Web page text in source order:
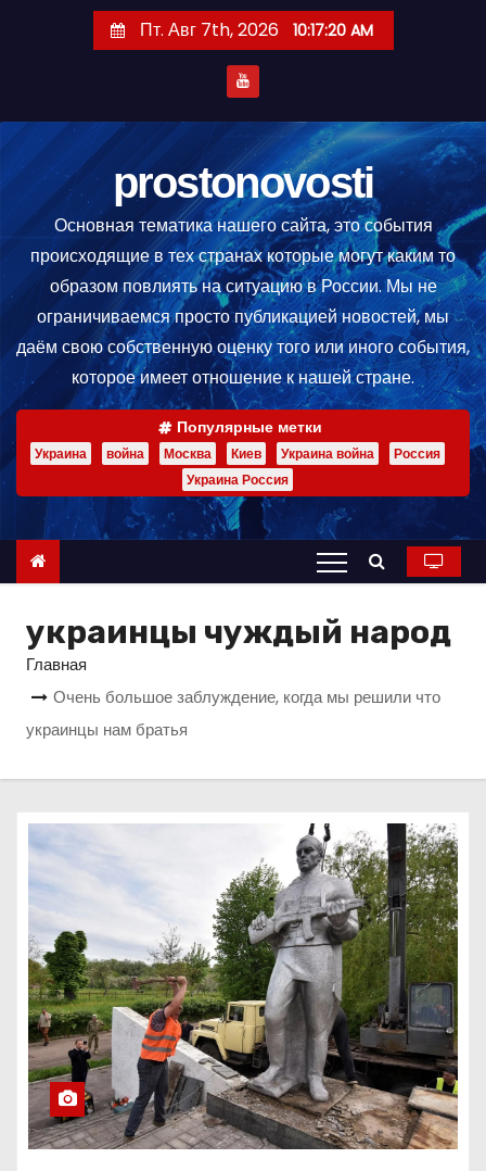
е
р
ж
м
Пт. Авг 7th, 2026 10:17:21 AM
prostonovosti
Основная тематика нашего сайта, это события
происходящие в тех странах которые могут каким то
образом повлиять на ситуацию в России. Мы не
ограничиваемся просто публикацией новостей, мы
даём свою собственную оценку того или иного события,
которое имеет отношение к нашей стране.
Популярные метки
Украина война Москва Киев Украина война
Россия
Украина Россия
украинцы чуждый народ
Главная
Очень большое заблуждение, когда мы решили что
украинцы нам братья